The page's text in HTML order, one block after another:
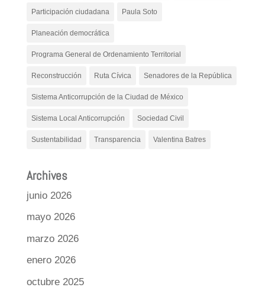
Participación ciudadana Paula Soto
Planeación democrática
Programa General de Ordenamiento Territorial
Reconstrucción Ruta Cívica Senadores de la República
Sistema Anticorrupción de la Ciudad de México
Sistema Local Anticorrupción Sociedad Civil
Sustentabilidad Transparencia Valentina Batres
Archives
junio 2026
mayo 2026
marzo 2026
enero 2026
octubre 2025